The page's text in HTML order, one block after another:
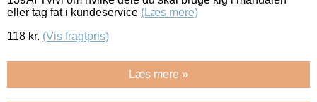
eller tag fat i kundeservice (Læs mere)
118 kr. (Vis fragtpris)
Læs mere »